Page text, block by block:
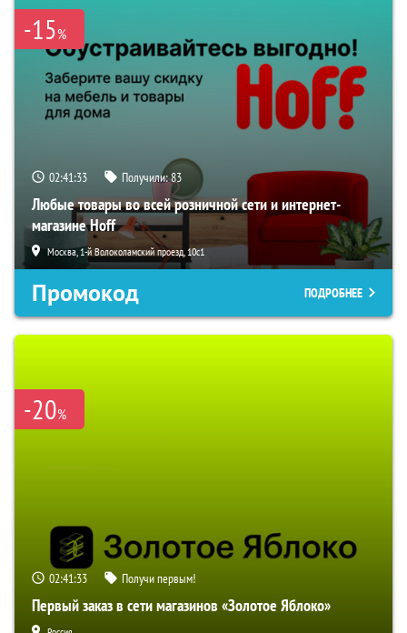
-15%
02:41:32 Получили:83
Любые товары во всей розничной сети и интернет-
магазине Hoff
Москва, 1-й Волоколамский проезд, 10с1
Промокод ПОДРОБНЕЕ
-20%
02:41:32 Получи первым!
Первый заказ в сети магазинов «Золотое Яблоко»